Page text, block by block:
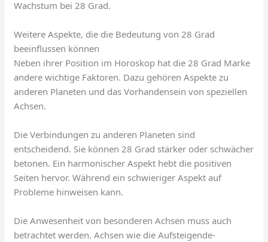
Wachstum bei 28 Grad.
Weitere Aspekte, die die Bedeutung von 28 Grad
beeinflussen können
Neben ihrer Position im Horoskop hat die 28 Grad Marke
andere wichtige Faktoren. Dazu gehören Aspekte zu
anderen Planeten und das Vorhandensein von speziellen
Achsen.
Die Verbindungen zu anderen Planeten sind
entscheidend. Sie können 28 Grad stärker oder schwächer
betonen. Ein harmonischer Aspekt hebt die positiven
Seiten hervor. Während ein schwieriger Aspekt auf
Probleme hinweisen kann.
Die Anwesenheit von besonderen Achsen muss auch
betrachtet werden. Achsen wie die Aufsteigende-